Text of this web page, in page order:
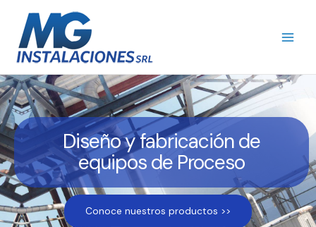
contenido
Diseño y fabricación de
equipos de Proceso
Conoce nuestros productos >>